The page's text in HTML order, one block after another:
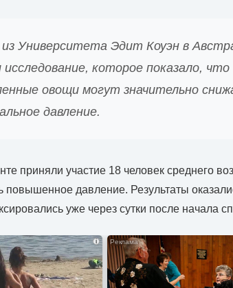
Университета Эдит Коуэн в
исследование, которое показало, что
овощи могут значительно
давление.
приняли участие 18 человек среднего
повышенное давление. Результаты
уже через сутки после начала
i